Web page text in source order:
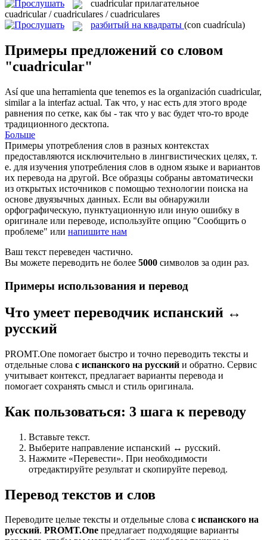
cuadricular прилагательное
cuadricular / cuadriculares / cuadriculares
разбитый на квадраты (con cuadrícula)
Примеры предложений со словом
"cuadricular"
Así que una herramienta que tenemos es la organización cuadricular,
similar a la interfaz actual. Так что, у нас есть для этого вроде
равнения по сетке, как бы - так что у вас будет что-то вроде
традиционного десктопа.
Больше
Примеры употребления слов в разных контекстах
предоставляются исключительно в лингвистических целях, т.
е. для изучения употребления слов в одном языке и вариантов
их перевода на другой. Все образцы собраны автоматически
из открытых источников с помощью технологии поиска на
основе двуязычных данных. Если вы обнаружили
орфографическую, пунктуационную или иную ошибку в
оригинале или переводе, используйте опцию "Сообщить о
проблеме" или напишите нам
Ваш текст переведен частично.
Вы можете переводить не более 5000 символов за один раз.
Примеры использования и перевод
Что умеет переводчик испанский ↔
русский
PROMT.One помогает быстро и точно переводить тексты и
отдельные слова с испанского на русский и обратно. Сервис
учитывает контекст, предлагает варианты перевода и
помогает сохранять смысл и стиль оригинала.
Как пользоваться: 3 шага к переводу
Вставьте текст.
Выберите направление испанский ↔ русский.
Нажмите «Перевести». При необходимости
отредактируйте результат и скопируйте перевод.
Перевод текстов и слов
Переводите целые тексты и отдельные слова с испанского на
русский. PROMT.One предлагает подходящие варианты